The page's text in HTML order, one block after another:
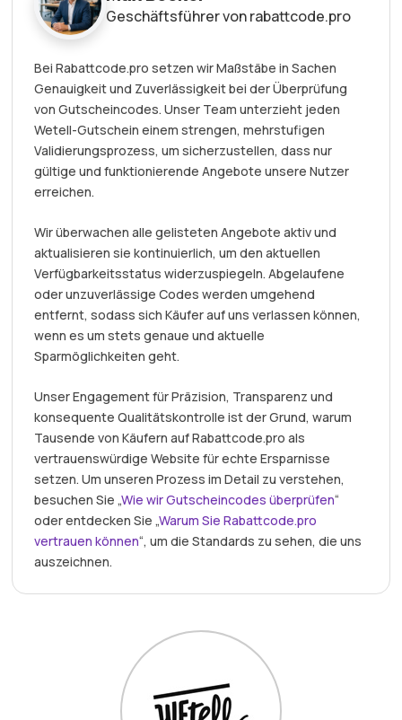
Geschäftsführer von rabattcode.pro
Bei Rabattcode.pro setzen wir Maßstäbe in Sachen
Genauigkeit und Zuverlässigkeit bei der Überprüfung
von Gutscheincodes. Unser Team unterzieht jeden
Wetell-Gutschein einem strengen, mehrstufigen
Validierungsprozess, um sicherzustellen, dass nur
gültige und funktionierende Angebote unsere Nutzer
erreichen.
Wir überwachen alle gelisteten Angebote aktiv und
aktualisieren sie kontinuierlich, um den aktuellen
Verfügbarkeitsstatus widerzuspiegeln. Abgelaufene
oder unzuverlässige Codes werden umgehend
entfernt, sodass sich Käufer auf uns verlassen können,
wenn es um stets genaue und aktuelle
Sparmöglichkeiten geht.
Unser Engagement für Präzision, Transparenz und
konsequente Qualitätskontrolle ist der Grund, warum
Tausende von Käufern auf Rabattcode.pro als
vertrauenswürdige Website für echte Ersparnisse
setzen. Um unseren Prozess im Detail zu verstehen,
besuchen Sie „Wie wir Gutscheincodes überprüfen“
oder entdecken Sie „Warum Sie Rabattcode.pro
vertrauen können“, um die Standards zu sehen, die uns
auszeichnen.